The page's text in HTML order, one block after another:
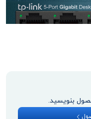
می‌کند. این ویژگی برای
بنویسید.